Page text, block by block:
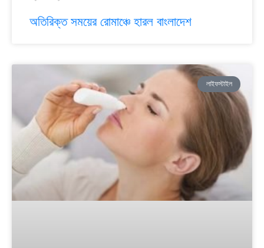
অতিরিক্ত সময়ের রোমাঞ্চে হারল বাংলাদেশ
লাইফস্টাইল